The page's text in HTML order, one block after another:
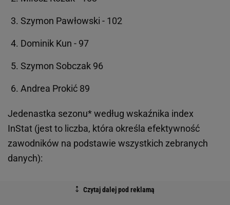
Szymon Pawłowski - 102
Dominik Kun - 97
Szymon Sobczak 96
Andrea Prokić 89
Jedenastka sezonu* według wskaźnika index
InStat (jest to liczba, która określa efektywność
zawodników na podstawie wszystkich zebranych
danych):